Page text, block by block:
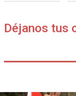
Déjanos tus